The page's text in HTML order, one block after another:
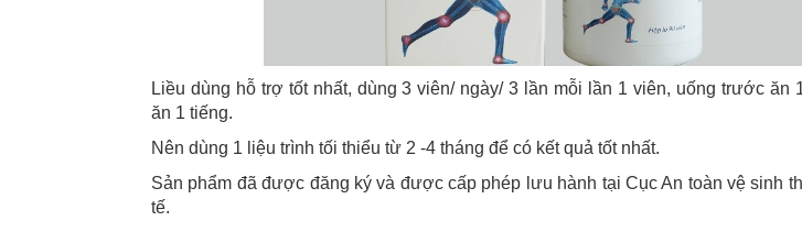
Liều dùng hỗ trợ tốt nhất, dùng 3 viên/ ngày/ 3 lần mỗi lần 1 viên, uống trước ăn
ăn 1 tiếng.
Nên dùng 1 liệu trình tối thiểu từ 2 -4 tháng để có kết quả tốt nhất.
Sản phẩm đã được đăng ký và được cấp phép lưu hành tại Cục An toàn vệ sinh
tế.